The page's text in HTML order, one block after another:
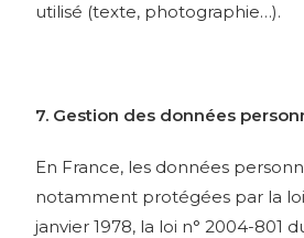
utilisé (texte, photographie…).
7. Gestion des données
En France, les données
notamment protégées par la
janvier 1978, la loi n° 2004-801